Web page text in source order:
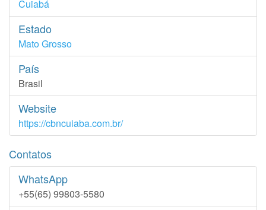
Cuiabá
Estado
Mato Grosso
País
Brasil
Website
https://cbncuiaba.com.br/
Contatos
WhatsApp
+55(65) 99803-5580